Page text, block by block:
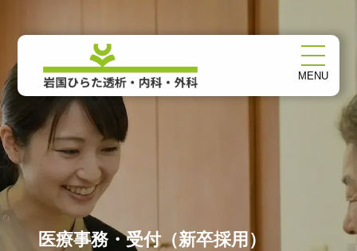
MENU
医療事務・受付（新卒採用）